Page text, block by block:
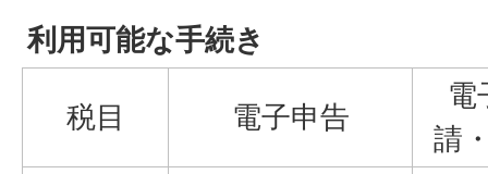
利用可能な手続き
税目 電子申告
電
請